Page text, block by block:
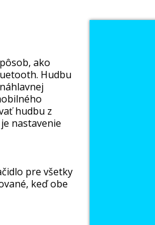
ako
Hudbu
hudbu z
nastavenie
pre všetky
keď obe